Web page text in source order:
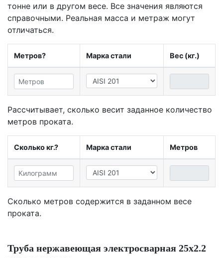
тонне или в другом весе. Все значения являются
справочными. Реальная масса и метраж могут
отличаться.
Метров? Марка стали Вес (кг.)
Рассчитывает, сколько весит заданное количество
метров проката.
Сколько кг.? Марка стали Метров
Сколько метров содержится в заданном весе
проката.
Труба нержавеющая электросварная 25х2.2